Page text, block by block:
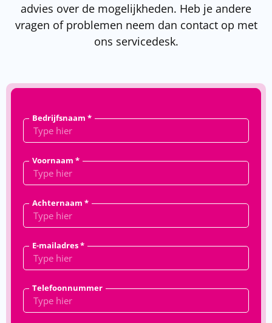
advies over de mogelijkheden. Heb je andere
vragen of problemen neem dan contact op met
ons servicedesk.
Bedrijfsnaam *
Voornaam *
Achternaam *
E-mailadres *
Telefoonnummer